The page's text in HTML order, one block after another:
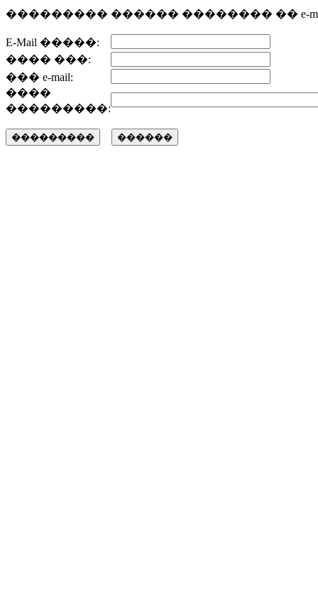
��������� ������ �������� �� e-
E-Mail �����:
���� ���:
��� e-mail:
����
���������: